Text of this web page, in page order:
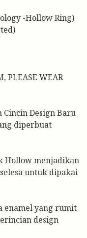
-Hollow Ring)
PLEASE WEAR
Cincin Design Baru
diperbuat
Hollow menjadikan
untuk dipakai
enamel yang rumit
design